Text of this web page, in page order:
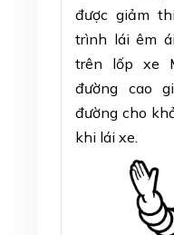
được giảm
trình lái êm
trên lốp xe
đường cao
đường cho
khi lái xe.